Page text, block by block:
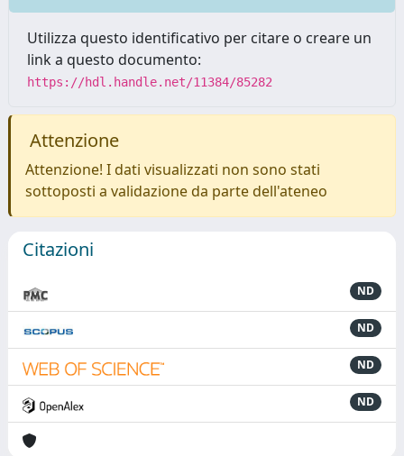
Utilizza questo identificativo per citare o creare un
link a questo documento:
https://hdl.handle.net/11384/85282
Attenzione
Attenzione! I dati visualizzati non sono stati
sottoposti a validazione da parte dell'ateneo
Citazioni
ND
ND
ND
ND